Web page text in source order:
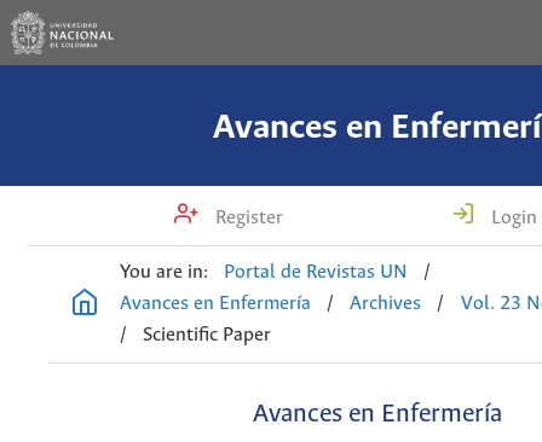
Avances en
Register Login
You are in: Portal de Revistas UN
/
Avances en Enfermería
/ Archives /
Vol. 23
/
Scientific Paper
Avances en Enfermería